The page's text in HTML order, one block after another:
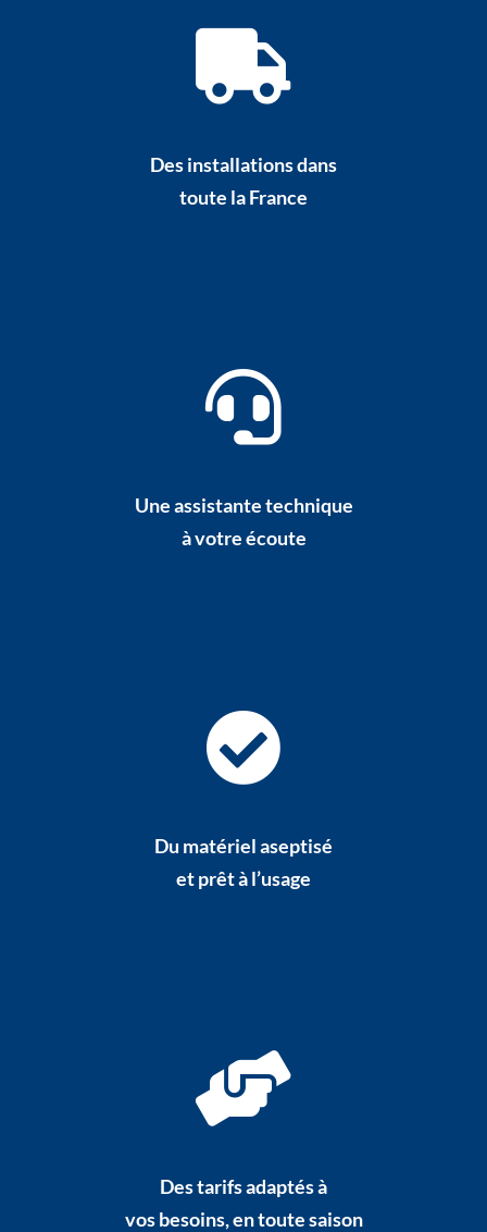
Des installations dans
toute la France
Une assistante technique
à votre écoute
Du matériel aseptisé
et prêt à l’usage
Des tarifs adaptés à
vos besoins, en toute saison